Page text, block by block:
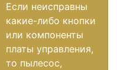
Если неисправны
какие-либо кнопки
или компоненты
платы управления,
то пылесос,